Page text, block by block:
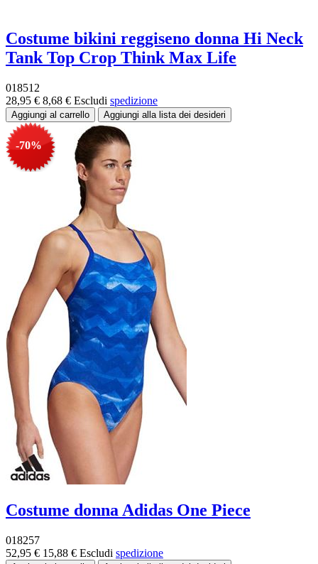
Costume bikini reggiseno donna Hi Neck
Tank Top Crop Think Max Life
018512
28,95 € 8,68 € Escludi spedizione
-70%
Costume donna Adidas One Piece
018257
52,95 € 15,88 € Escludi spedizione